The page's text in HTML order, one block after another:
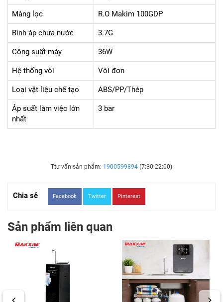
Màng lọc R.O Makim 100GDP
Bình áp chưa nước 3.7G
Công suất máy 36W
Hệ thống vòi Vòi đơn
Loại vật liệu chế tạo ABS/PP/Thép
Áp suất làm việc lớn
nhất
3 bar
Ttư vấn sản phẩm: 1900599894 (7:30-22:00)
Chia sẻ Facebook Twitter Pinterest
Sản phẩm liên quan